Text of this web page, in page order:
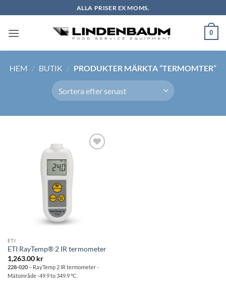
to
content
ALLA PRISER EX MOMS.
0
HEM / BUTIK / PRODUKTER MÄRKTA ”TERMOMTER”
ETI
ETI RayTemp® 2 IR termometer
1,263.00 kr
228-020 – RayTemp 2 IR termometer -
Mätområde -49.9 to 349.9 °C.